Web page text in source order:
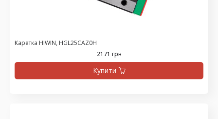
Каретка HIWIN, HGL25CAZ0H
2171 грн
Купити